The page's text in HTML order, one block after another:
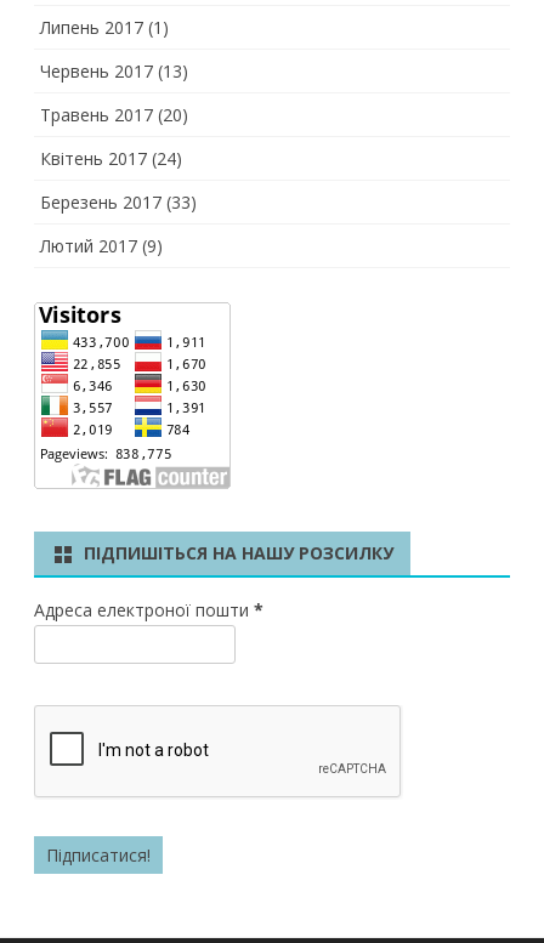
Липень 2017 (1)
Червень 2017 (13)
Травень 2017 (20)
Квітень 2017 (24)
Березень 2017 (33)
Лютий 2017 (9)
ПІДПИШІТЬСЯ НА НАШУ РОЗСИЛКУ
Адреса електроної пошти *